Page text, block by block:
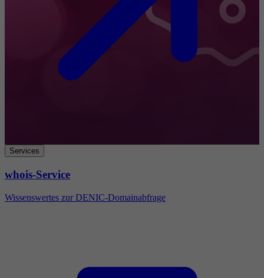
Services
whois-Service
Wissenswertes zur DENIC-Domainabfrage